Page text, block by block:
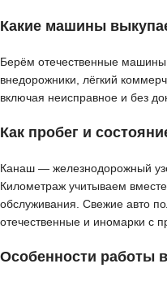
Какие машины
Берём отечественные
внедорожники, лёгкий
включая неисправное и без
Как пробег и
Канаш — железнодорожный
Километраж учитываем
обслуживания. Свежие авто
отечественные и иномарки с
Особенности работы